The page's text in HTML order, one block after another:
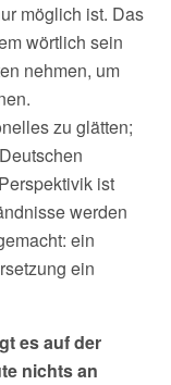
möglich ist. Das
wörtlich sein
nehmen, um
zu glätten;
ist
werden
ein
ein
es auf der
nichts an